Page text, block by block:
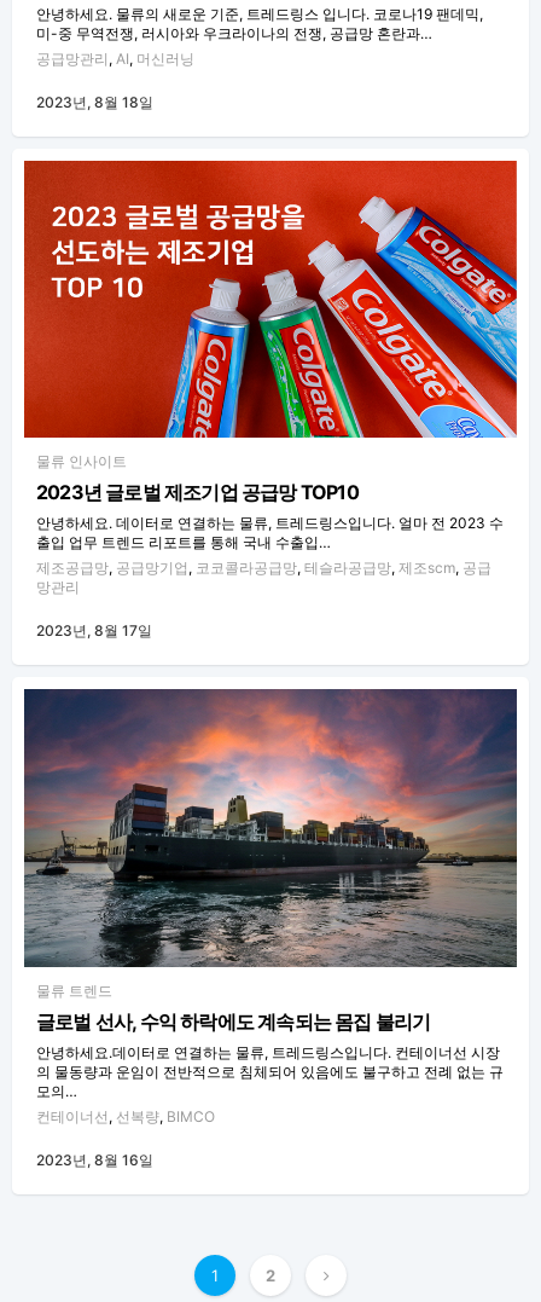
안녕하세요. 물류의 새로운 기준, 트레드링스 입니다. 코로나19 팬데믹,
미-중 무역전쟁, 러시아와 우크라이나의 전쟁, 공급망 혼란과…
공급망관리 , AI, 머신러닝
2023년, 8월 18일
물류 인사이트
2023년 글로벌 제조기업 공급망 TOP10
안녕하세요. 데이터로 연결하는 물류, 트레드링스입니다. 얼마 전 2023 수
출입 업무 트렌드 리포트를 통해 국내 수출입…
제조공급망, 공급망기업 , 코코콜라공급망, 테슬라공급망, 제조scm, 공급
망관리
2023년, 8월 17일
물류 트렌드
글로벌 선사, 수익 하락에도 계속되는 몸집 불리기
안녕하세요.데이터로 연결하는 물류, 트레드링스입니다. 컨테이너선 시장
의 물동량과 운임이 전반적으로 침체되어 있음에도 불구하고 전례 없는 규
모의…
컨테이너선 , 선복량, BIMCO
2023년, 8월 16일
글
1 2